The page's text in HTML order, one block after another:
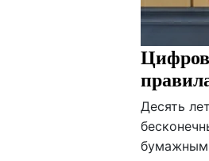
Десять